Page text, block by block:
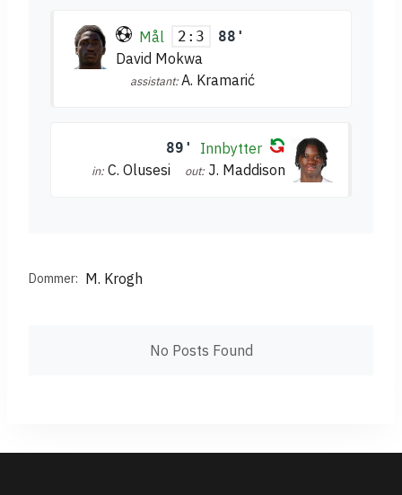
Mål 2:3 88'
David Mokwa
assistant:A. Kramarić
89' Innbytter
in: C. Olusesi out: J. Maddison
Dommer: M. Krogh
No Posts Found